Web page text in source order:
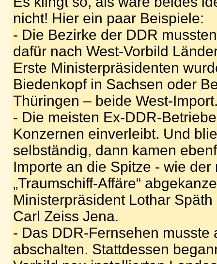
nicht! Hier ein paar Beispiele:
- Die Bezirke der DDR
dafür nach West-Vorbild
Erste Ministerpräsidenten
Biedenkopf in Sachsen oder
Thüringen – beide West-
- Die meisten Ex-DDR-
Konzernen einverleibt. Und
selbständig, dann kamen
Importe an die Spitze - wie der
„Traumschiff-Affäre“
Ministerpräsident Lothar
Carl Zeiss Jena.
- Das DDR-Fernsehen musste
abschalten. Stattdessen